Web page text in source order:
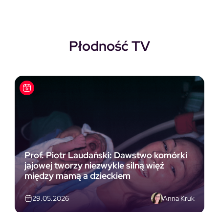
Płodność TV
Prof. Piotr Laudański: Dawstwo komórki
jajowej tworzy niezwykle silną więź
między mamą a dzieckiem
29.05.2026 Anna Kruk